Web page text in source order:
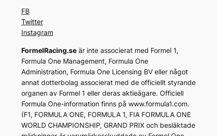
FB
Twitter
Instagram
FormelRacing.seär inte associerat med Formel 1,
Formula One Management, Formula One
Administration, Formula One Licensing BV eller något
annat dotterbolag associerat med de officiellt styrande
organen av Formel 1 eller deras aktieägare. Officiell
Formula One-information finns på www.formula1.com.
(F1, FORMULA ONE, FORMULA 1, FIA FORMULA ONE
WORLD CHAMPIONSHIP, GRAND PRIX och besläktade